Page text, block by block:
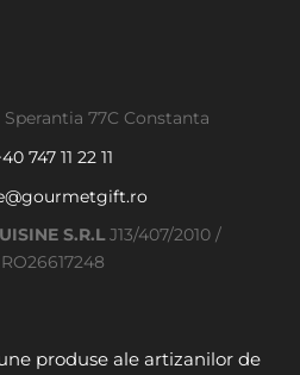
77C Constanta
747 11 22 11
S.R.LJ13/407/2010 /
RO26617248
produse ale artizanilor de